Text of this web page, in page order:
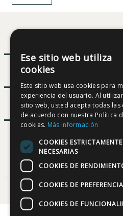
Aprender
GREEK
FRENCH
GERMAN
Ese sitio web utiliza
cookies
Este sitio web usa cookies para
experiencia del usuario. Al
sitio web, usted acepta todas las
de acuerdo con nuestra Política
cookies. Más información
COOKIES ESTRICTAMENTE
NECESARIAS
COOKIES DE
COOKIES DE
COOKIES DE